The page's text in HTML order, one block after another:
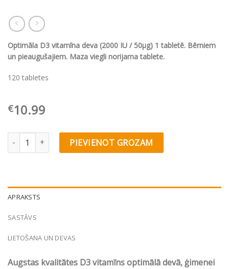
Optimāla D3 vitamīna deva (2000 IU / 50µg) 1 tabletē. Bērniem
un pieaugušajiem. Maza viegli norijama tablete.
120 tabletes
€10.99
Olimp Labs Gold-Vit® D3 2000 N120 quantity
PIEVIENOT GROZAM
APRAKSTS
SASTĀVS
LIETOŠANA UN DEVAS
Augstas kvalitātes D3 vitamīns optimālā devā, ģimenei